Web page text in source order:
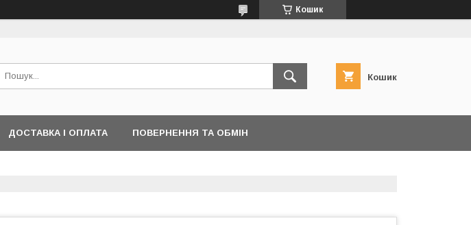
Кошик
Кошик
ДОСТАВКА І ОПЛАТА ПОВЕРНЕННЯ ТА ОБМІН